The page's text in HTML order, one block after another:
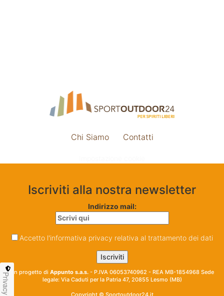
Chi Siamo Contatti
Iscriviti alla nostra newsletter
Indirizzo mail:
Accetto l'informativa privacy relativa al trattamento dei dati
Un progetto di Appunto s.a.s. - P.IVA 06053740962 - REA MB-1854968 Sede
legale: Via Caduti per la Patria 47, 20855 Lesmo (MB)
Copyright © Sportoutdoor24.it
Privacy